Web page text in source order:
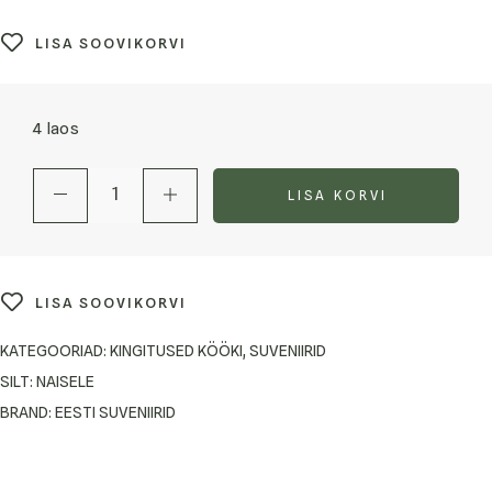
LISA SOOVIKORVI
4 laos
LISA KORVI
LISA SOOVIKORVI
KATEGOORIAD: KINGITUSED KÖÖKI, SUVENIIRID
SILT: NAISELE
BRAND: EESTI SUVENIIRID